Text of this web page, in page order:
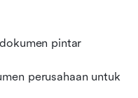
pintar
perusahaan untuk